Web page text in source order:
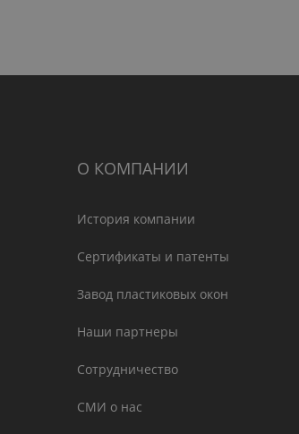
О КОМПАНИИ
История компании
Сертификаты и патенты
Завод пластиковых окон
Наши партнеры
Сотрудничество
СМИ о нас